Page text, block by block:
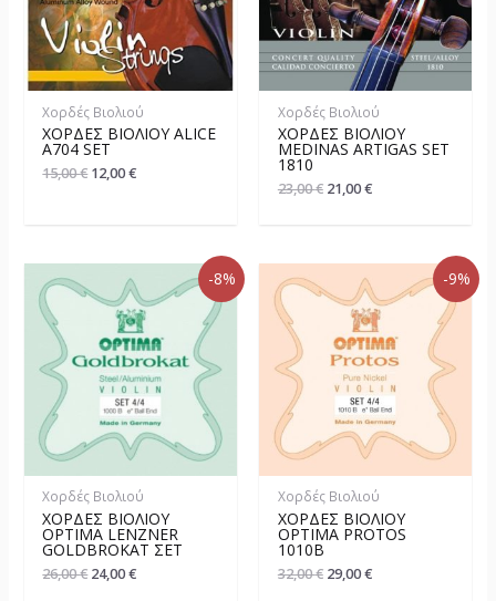
Χορδές Βιολιού
ΧΟΡΔΈΣ ΒΙΟΛΙΟΎ ALICE
A704 SET
15,00€ 12,00€
Χορδές Βιολιού
ΧΟΡΔΈΣ ΒΙΟΛΙΟΎ
MEDINAS ARTIGAS SET
1810
23,00€ 21,00€
-8%
Χορδές Βιολιού
ΧΟΡΔΈΣ ΒΙΟΛΙΟΎ
OPTIMA LENZNER
GOLDBROKAT ΣΕΤ
26,00€ 24,00€
-9%
Χορδές Βιολιού
ΧΟΡΔΈΣ ΒΙΟΛΙΟΎ
OPTIMA PROTOS
1010B
32,00€ 29,00€